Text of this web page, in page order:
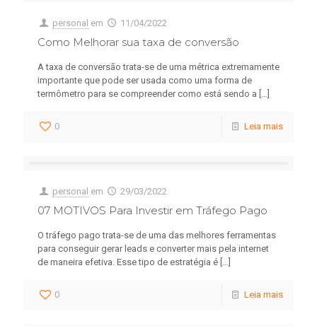
personal em 11/04/2022
Como Melhorar sua taxa de conversão
A taxa de conversão trata-se de uma métrica extremamente
importante que pode ser usada como uma forma de
termômetro para se compreender como está sendo a […]
0 Leia mais
personal em 29/03/2022
07 MOTIVOS Para Investir em Tráfego Pago
O tráfego pago trata-se de uma das melhores ferramentas
para conseguir gerar leads e converter mais pela internet
de maneira efetiva. Esse tipo de estratégia é […]
0 Leia mais